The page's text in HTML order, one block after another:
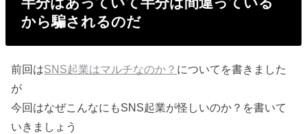
から騙されるのだ
前回はSNS起業はマルチなのか？ についてを書きました
が
今回はなぜこんなにもSNS起業が怪しいのか？を書いて
いきましょう